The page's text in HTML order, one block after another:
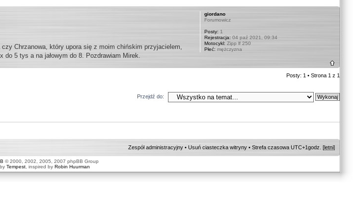
Chrzanowa, który upora się z moim chińskim przyjacielem,
5 tys a na jałowym do 8. Pozdrawiam Mirek.
giordano
Forumowicz
Posty: 1
Rejestracja: 04 paź 2021, 09:34
Motocykl: Zipp lf 250
Płeć: mężczyzna
Posty: 1 • Strona 1 z 1
Przejdź do:
Zespół administracyjny• Usuń ciasteczka witryny• Strefa czasowa UTC+1godz. [letni]
© 2000, 2002, 2005, 2007 phpBB Group
Tempest, inspired by Robin Huurman